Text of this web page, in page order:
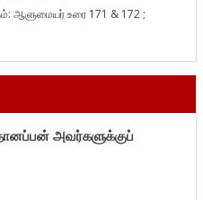
ஆளுமையர் உரை 171 & 172 ;
தானப்பன் அவர்களுக்குப்